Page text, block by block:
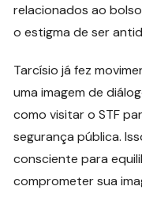
relacionados ao
o estigma de ser
Tarcísio já fez
uma imagem de
como visitar o STF
segurança pública.
consciente para
comprometer sua